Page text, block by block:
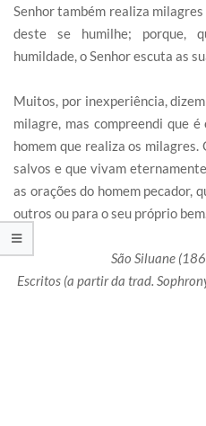
Senhor também realiza
deste se humilhe; porque,
humildade, o Senhor escuta as
Muitos, por inexperiência,
milagre, mas compreendi que
homem que realiza os
salvos e que vivam
as orações do homem pecador,
outros ou para o seu próprio
São Siluane
Escritos (a partir da trad.